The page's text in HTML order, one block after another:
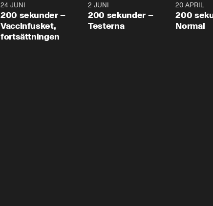
5:00
24 JUNI
200 sekunder –
Vaccinfusket,
fortsättningen
4:23
2 JUNI
200 sekunder –
Testerna
20 APRIL
200
Normal